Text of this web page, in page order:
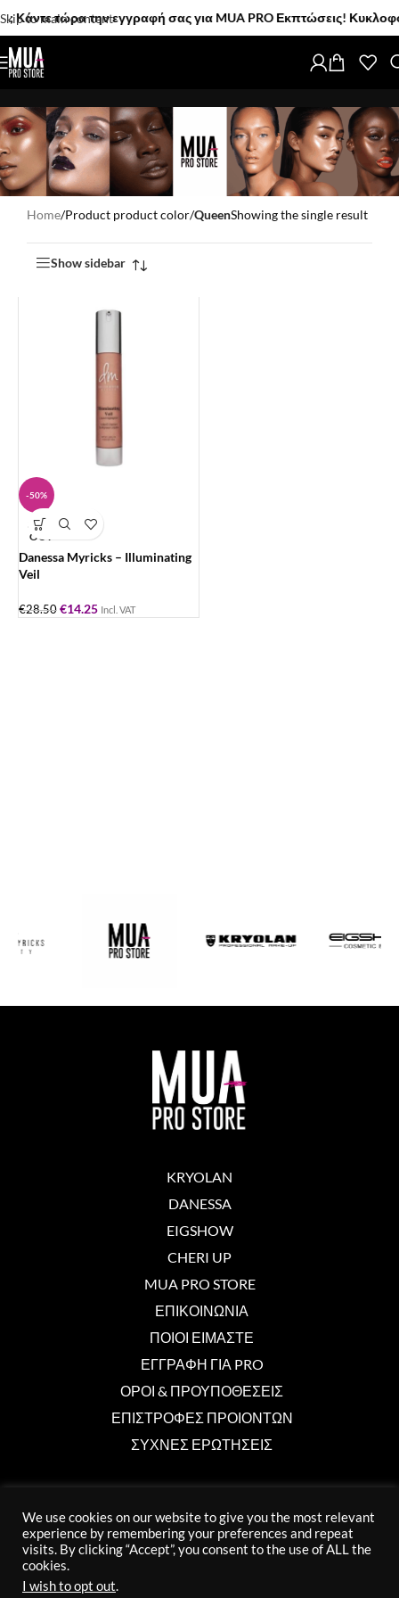
Skip to main content
τώρα την εγγραφή σας για MUA PRO Εκπτώσεις!
Home/Product product color/QueenShowing the single result
Show sidebar
-50%
SOLD
OUT
Danessa Myricks – Illuminating
Veil
€28.50 €14.25 Incl. VAT
KRYOLAN
DANESSA
EIGSHOW
CHERI UP
MUA PRO STORE
ΕΠΙΚΟΙΝΩΝΙΑ
ΠΟΙΟΙ ΕΙΜΑΣΤΕ
ΕΓΓΡΑΦΗ ΓΙΑ PRO
ΟΡΟΙ & ΠΡΟΥΠΟΘΕΣΕΙΣ
ΕΠΙΣΤΡΟΦΕΣ ΠΡΟΙΟΝΤΩΝ
ΣΥΧΝΕΣ ΕΡΩΤΗΣΕΙΣ
Επικοινωνία
info@muaprostore.com
We use cookies on our website to give you the most relevant
experience by remembering your preferences and repeat
visits. By clicking “Accept”, you consent to the use of ALL the
cookies.
I wish to opt out.